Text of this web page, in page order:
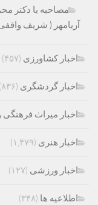
مصاحبه با دکتر
آریامهر ( شریف
اخبار کشاورزی (۴۵۷)
اخبار گردشگری (۸۳۶)
اخبار میراث
اخبار هنری (۱,۴۷۹)
اخبار ورزشی (۱۲۷)
اطلاعیه ها (۳۴۸)